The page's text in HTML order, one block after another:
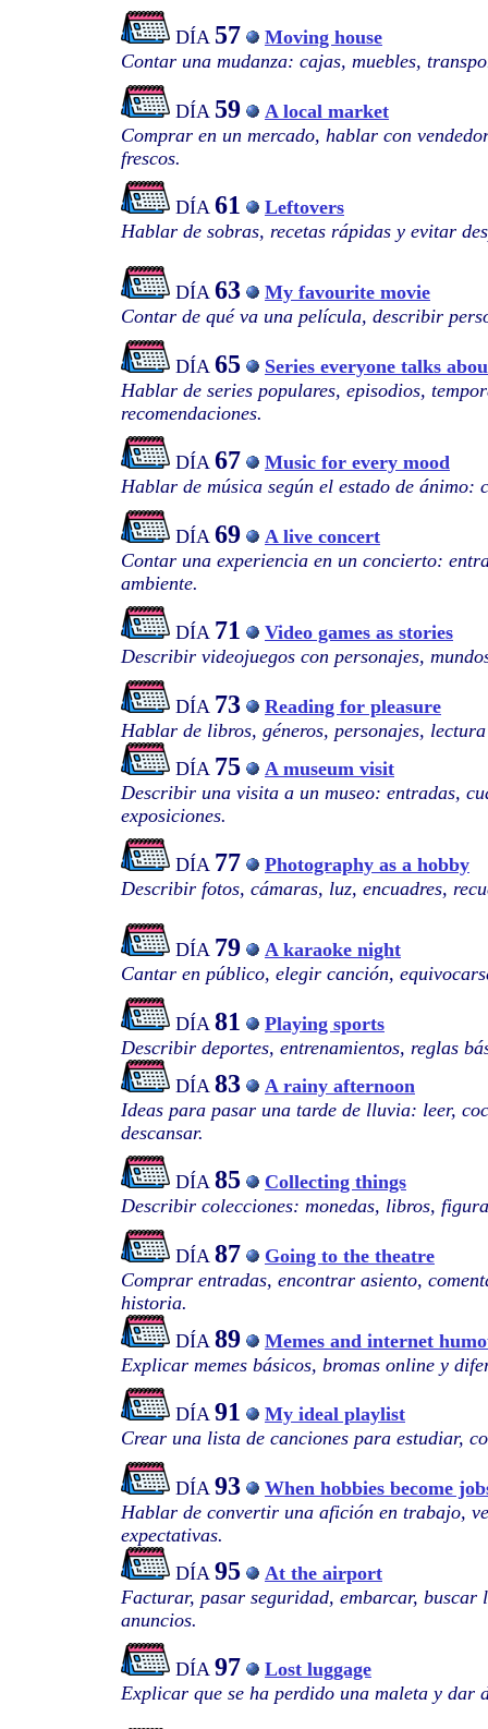
DÍA 57
Moving house
Contar una mudanza: cajas, muebles,
DÍA 59
A local market
Comprar en un mercado, hablar con
frescos.
DÍA 61
Leftovers
Hablar de sobras, recetas rápidas y evitar
DÍA 63
My favourite movie
Contar de qué va una película, describir
DÍA 65
Series everyone talks
Hablar de series populares, episodios,
recomendaciones.
DÍA 67
Music for every mood
Hablar de música según el estado de ánimo:
DÍA 69
A live concert
Contar una experiencia en un concierto:
ambiente.
DÍA 71
Video games as stories
Describir videojuegos con personajes,
DÍA 73
Reading for pleasure
Hablar de libros, géneros, personajes,
DÍA 75
A museum visit
Describir una visita a un museo: entradas,
exposiciones.
DÍA 77
Photography as a hobby
Describir fotos, cámaras, luz, encuadres,
DÍA 79
A karaoke night
Cantar en público, elegir canción,
DÍA 81
Playing sports
Describir deportes, entrenamientos, reglas
DÍA 83
A rainy afternoon
Ideas para pasar una tarde de lluvia: leer,
descansar.
DÍA 85
Collecting things
Describir colecciones: monedas, libros,
DÍA 87
Going to the theatre
Comprar entradas, encontrar asiento,
historia.
DÍA 89
Memes and internet
Explicar memes básicos, bromas online y
DÍA 91
My ideal playlist
Crear una lista de canciones para estudiar,
DÍA 93
When hobbies become
Hablar de convertir una afición en trabajo,
expectativas.
DÍA 95
At the airport
Facturar, pasar seguridad, embarcar, buscar
anuncios.
DÍA 97
Lost luggage
Explicar que se ha perdido una maleta y dar